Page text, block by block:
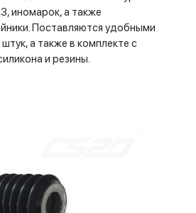
иномарок, а также
Поставляются удобными
а также в комплекте с
и резины.